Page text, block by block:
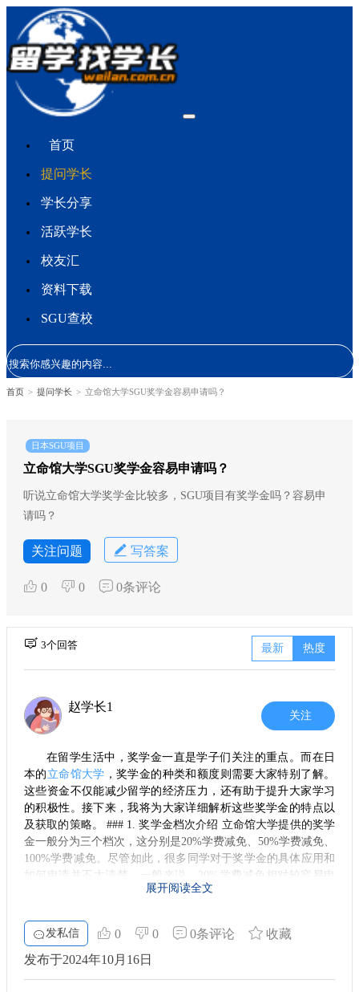
首页
提问学长
学长分享
活跃学长
校友汇
资料下载
SGU查校
首页 > 提问学长 > 立命馆大学SGU奖学金容易申请吗？
日本SGU项目
立命馆大学SGU奖学金容易申请吗？
听说立命馆大学奖学金比较多，SGU项目有奖学金吗？容易申
请吗？
关注问题 写答案
0 0 0条评论
3个回答 最新 热度
赵学长1
关注
在留学生活中，奖学金一直是学子们关注的重点。而在日
本的 立命馆大学 ，奖学金的种类和额度则需要大家特别了解。
这些资金不仅能减少留学的经济压力，还有助于提升大家学习
的积极性。接下来，我将为大家详细解析这些奖学金的特点以
及获取的策略。 ### 1. 奖学金档次介绍 立命馆大学提供的奖学
金一般分为三个档次，这分别是20%学费减免、50%学费减免、
100%学费减免。尽管如此，很多同学对于奖学金的具体应用和
如何申请并不太清楚。一般来说，20%学费减免相对较容易申
请，而要想获得50%及以上学费减免，则对学生的学术表现和
同学可能会心动不已。全奖通常是指获得全部学费减免，对于
留学生来说，这无疑是非常吸引的一种资助类型。然而，大家
要注意，并非申请全奖就一定能轻松获得。 ### 3. 如何提高申
请成功率 提升奖学金申请成功率的关键在于如何准备材料。留
展开阅读全文
发私信 0 0 0条评论
收藏
发布于2024年10月16日